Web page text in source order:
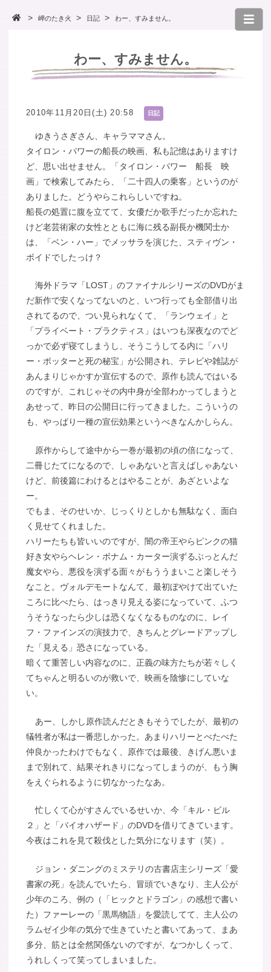
岬のたき火 日記 わー、すみません。
わー、すみません。
2010年11月20日(土) 20:58 日記
ゆきうさぎさん、キャラママさん。
タイロン・パワーの船長の映画、私も記憶はありますけ
ど、思い出せません。「タイロン・パワー 船長 映
画」で検索してみたら、「二十四人の乗客」というのが
ありました。どうやらこれらしいですね。
船長の処置に腹を立てて、女優だか歌手だったか忘れた
けど老芸術家の女性とともに海に残る副長か機関士か
は、「ベン・ハー」でメッサラを演じた、スティヴン・
ボイドでしたっけ？
海外ドラマ「LOST」のファイナルシリーズのDVDがま
だ新作で安くなってないのと、いつ行っても全部借り出
されてるので、つい見られなくて、「ランウェイ」と
「プライベート・プラクティス」はいつも深夜なのでど
っかで必ず寝てしまうし、そうこうしてる内に「ハリ
ー・ポッターと死の秘宝」が公開され、テレビや雑誌が
あんまりじゃかすか宣伝するので、原作も読んではいる
のですが、これじゃその内中身が全部わかってしまうと
あせって、昨日の公開日に行ってきました。こういうの
も、やっぱり一種の宣伝効果というべきなんかしらん。
原作からして途中から一巻が最初の頃の倍になって、
二冊じたてになるので、しゃあないと言えばしゃあない
けど、前後篇にわけるとはやることが、あざといよな
ー。
でもま、そのせいか、じっくりとしかも無駄なく、面白
く見せてくれました。
ハリーたちも皆いいのですが、闇の帝王やらピンクの猫
好き女やらヘレン・ボナム・カーター演ずるぶっとんだ
魔女やら、悪役を演ずる面々がもううまいこと楽しそう
なこと。ヴォルデモートなんて、最初ぼやけて出ていた
ころに比べたら、はっきり見える姿になっていて、ふつ
うそうなったら少しは恐くなくなるものなのに、レイ
フ・ファインズの演技力で、きちんとグレードアップし
た「見える」恐さになっている。
暗くて重苦しい内容なのに、正義の味方たちが若々しく
てちゃんと明るいのが救いで、映画を陰惨にしていな
い。
あー、しかし原作読んだときもそうでしたが、最初の
犠牲者が私は一番悲しかった。あまりハリーとべたべた
仲良かったわけでもなく、原作では最後、きげん悪いま
まで別れて、結果それきりになってしまうのが、もう胸
をえぐられるように切なかったなあ。
忙しくて心がすさんでいるせいか、今「キル・ビル
２」と「バイオハザード」のDVDを借りてきています。
今夜はこれを見て殺伐とした気分になります（笑）。
ジョン・ダニングのミステリの古書店主シリーズ「愛
書家の死」を読んでいたら、冒頭でいきなり、主人公が
少年のころ、例の（「ヒックとドラゴン」の感想で書い
た）ファーレーの「黒馬物語」を愛読してて、主人公の
ラムゼイ少年の気分で生きていたと書いてあって、まあ
多分、筋とは全然関係ないのですが、なつかしくって、
うれしくって笑ってしまいました。